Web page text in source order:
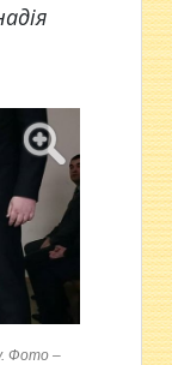
Фото –